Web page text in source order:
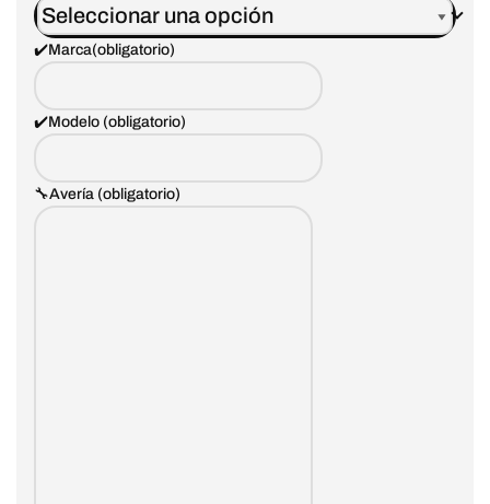
✔️Marca(obligatorio)
✔️Modelo (obligatorio)
🔧Avería (obligatorio)